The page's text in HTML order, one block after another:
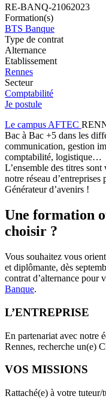
RE-BANQ-21062023
Formation(s)
BTS Banque
Type de contrat
Alternance
Etablissement
Rennes
Secteur
Comptabilité
Je postule
Le campus AFTEC
Bac à Bac +5 dans les
communication, gestion
comptabilité, logistique…
L’ensemble des titres
notre réseau
Générateur d’avenirs !
Une formation
choisir ?
Vous souhaitez vous
et diplômante, dès
contrat d’alternance pour
Banque.
L’ENTREPRISE
En partenariat avec notre
Rennes, recherche un(e)
VOS MISSIONS
Rattaché(e) à votre tuteur/